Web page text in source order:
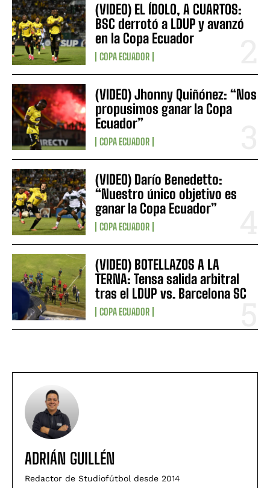
(VIDEO) EL ÍDOLO, A CUARTOS:
BSC derrotó a LDUP y avanzó
en la Copa Ecuador
COPA ECUADOR
(VIDEO) Jhonny Quiñónez: “Nos
propusimos ganar la Copa
Ecuador”
COPA ECUADOR
(VIDEO) Darío Benedetto:
“Nuestro único objetivo es
ganar la Copa Ecuador”
COPA ECUADOR
(VIDEO) BOTELLAZOS A LA
TERNA: Tensa salida arbitral
tras el LDUP vs. Barcelona SC
COPA ECUADOR
ADRIÁN GUILLÉN
Redactor de Studiofútbol desde 2014